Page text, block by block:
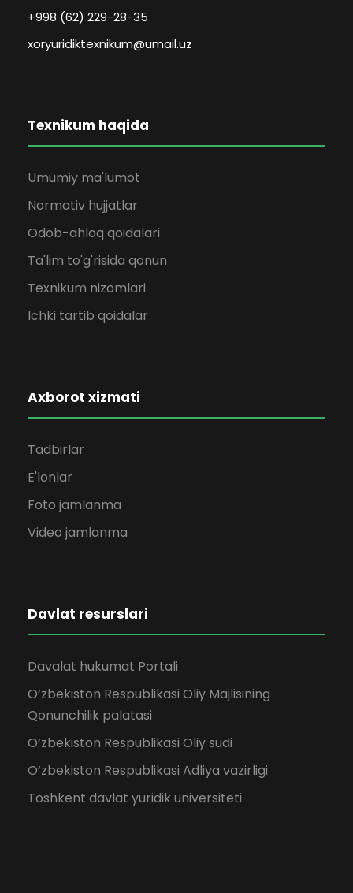
+998 (62) 229-28-35
xoryuridiktexnikum@umail.uz
Texnikum haqida
Umumiy ma'lumot
Normativ hujjatlar
Odob-ahloq qoidalari
Ta'lim to'g'risida qonun
Texnikum nizomlari
Ichki tartib qoidalar
Axborot xizmati
Tadbirlar
E'lonlar
Foto jamlanma
Video jamlanma
Davlat resurslari
Davalat hukumat Portali
O‘zbekiston Respublikasi Oliy Majlisining
Qonunchilik palatasi
O‘zbekiston Respublikasi Oliy sudi
O‘zbekiston Respublikasi Adliya vazirligi
Toshkent davlat yuridik universiteti